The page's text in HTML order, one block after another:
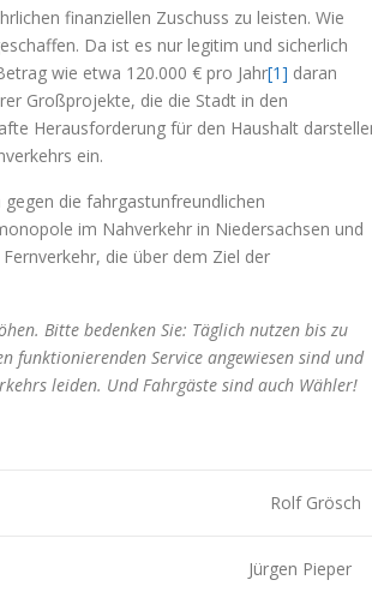
finanziellen Zuschuss zu leisten. Wie
Da ist es nur legitim und sicherlich
wie etwa 120.000 € pro Jahr[1] daran
Großprojekte, die die Stadt in den
Herausforderung für den Haushalt
ein.
die fahrgastunfreundlichen
im Nahverkehr in Niedersachsen und
die über dem Ziel der
Bitte bedenken Sie: Täglich nutzen bis zu
funktionierenden Service angewiesen sind und
leiden. Und Fahrgäste sind auch Wähler!
Rolf Grösch
Jürgen Pieper